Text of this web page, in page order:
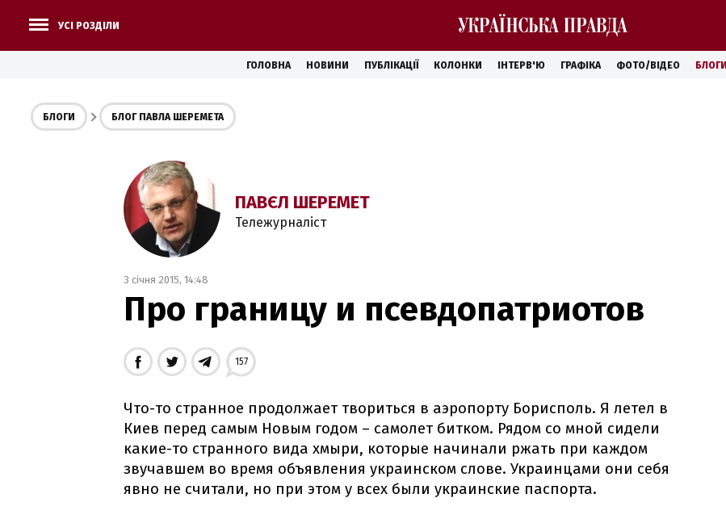
УСІ РОЗДІЛИ
ГОЛОВНА НОВИНИ ПУБЛІКАЦІЇ КОЛОНКИ ІНТЕРВ'Ю ГРАФІКА ФОТО/ВІДЕО БЛОГИ
БЛОГИ БЛОГ ПАВЛА ШЕРЕМЕТА
ПАВЄЛ ШЕРЕМЕТ
Тележурналіст
3 січня 2015, 14:48
Про границу и псевдопатриотов
157
Что-то странное продолжает твориться в аэропорту Борисполь. Я летел в
Киев перед самым Новым годом – самолет битком. Рядом со мной сидели
какие-то странного вида хмыри, которые начинали ржать при каждом
звучавшем во время объявления украинском слове. Украинцами они себя
явно не считали, но при этом у всех были украинские паспорта.